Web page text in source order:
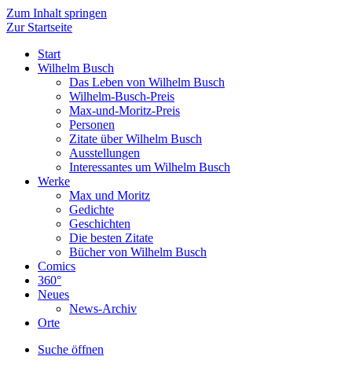
Zum Inhalt springen
Zur Startseite
Start
Wilhelm Busch
Das Leben von Wilhelm Busch
Wilhelm-Busch-Preis
Max-und-Moritz-Preis
Personen
Zitate über Wilhelm Busch
Ausstellungen
Interessantes um Wilhelm Busch
Werke
Max und Moritz
Gedichte
Geschichten
Die besten Zitate
Bücher von Wilhelm Busch
Comics
360°
Neues
News-Archiv
Orte
Suche öffnen